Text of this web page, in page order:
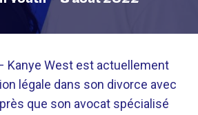
Kanye West est actuellement
légale dans son divorce avec
que son avocat spécialisé